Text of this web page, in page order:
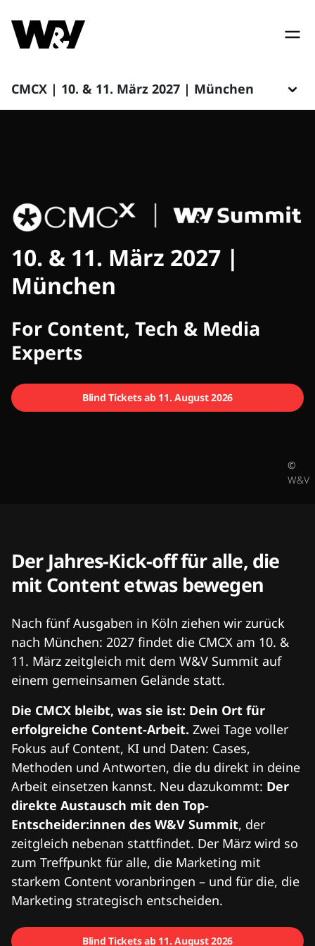
CMCX | 10. & 11. März 2027 | München
CMCX
10. & 11. März 2027 |
München
For Content, Tech & Media
Experts
Blind Tickets ab 11. August 2026
©
W&V
Der Jahres-Kick-off für alle, die
mit Content etwas bewegen
Nach fünf Ausgaben in Köln ziehen wir zurück
nach München: 2027 findet die CMCX am 10. &
11. März zeitgleich mit dem W&V Summit auf
einem gemeinsamen Gelände statt.
Die CMCX bleibt, was sie ist: Dein Ort für
erfolgreiche Content-Arbeit. Zwei Tage voller
Fokus auf Content, KI und Daten: Cases,
Methoden und Antworten, die du direkt in deine
Arbeit einsetzen kannst. Neu dazukommt: Der
direkte Austausch mit den Top-
Entscheider:innen des W&V Summit, der
zeitgleich nebenan stattfindet. Der März wird so
zum Treffpunkt für alle, die Marketing mit
starkem Content voranbringen – und für die, die
Marketing strategisch entscheiden.
Blind Tickets ab 11. August 2026